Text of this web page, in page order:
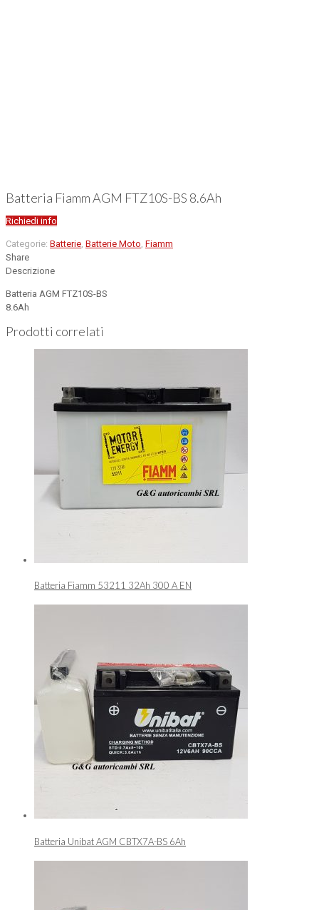
Batteria Fiamm AGM FTZ10S-BS 8.6Ah
Richiedi info
Categorie: Batterie Batterie Moto Fiamm
Share
Descrizione
Batteria AGM FTZ10S-BS
8.6Ah
Prodotti correlati
Batteria Fiamm 53211 32Ah 300 A EN
Batteria Unibat AGM CBTX7A-BS 6Ah